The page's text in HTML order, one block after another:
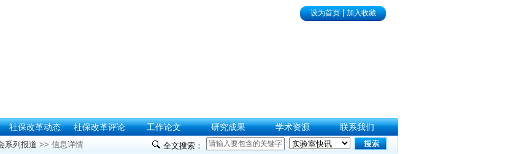
设为首页|加入收藏
社保改革动态 社保改革评论 工作论文 研究成果 学术资源
联系我们
系列报道 >> 信息详情 全文搜索：